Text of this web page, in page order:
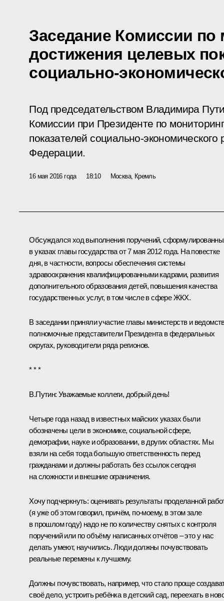
Заседание Комиссии по
достижения целевых
социально-
Под председательством Владимира
Комиссии при Президенте по
показателей социально-экономического
Федерации.
16 мая 2016 года 18:10 Москва, Кремль
Обсуждался ход выполнения поручений,
в указах главы государства от 7 мая 2012 года. На повестке
дня, в частности, вопросы обеспечения системы
здравоохранения квалифицированными кадрами, развития
дополнительного образования детей, повышения качества
государственных услуг, в том числе в сфере ЖКХ.
В заседании приняли участие главы министерств и
полномочные представители Президента в федеральных
округах, руководители ряда регионов.
* * *
В.Путин: Уважаемые коллеги, добрый день!
Четыре года назад в известных майских указах были
обозначены цели в экономике, социальной сфере,
демографии, науке и образовании, в других областях. Мы
взяли на себя тогда большую ответственность перед
гражданами и должны работать без ссылок сегодня
на сложности и внешние ограничения.
Хочу подчеркнуть: оценивать результаты проделанной
(я уже об этом говорил, причём, по‑моему, в этом зале
в прошлом году) надо не по количеству снятых с контроля
поручений или по объёму написанных отчётов – это у нас
делать умеют, научились. Люди должны почувствовать
реальные перемены к лучшему.
Должны почувствовать, например, что стало проще
своё дело, устроить ребёнка в детский сад, переехать в